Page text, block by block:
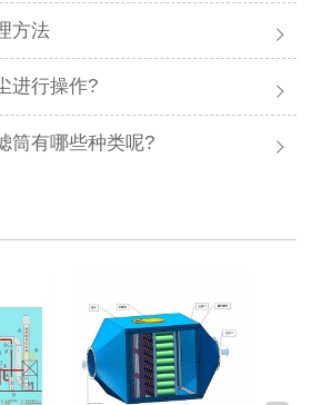
方法
进行操作?
筒有哪些种类呢?